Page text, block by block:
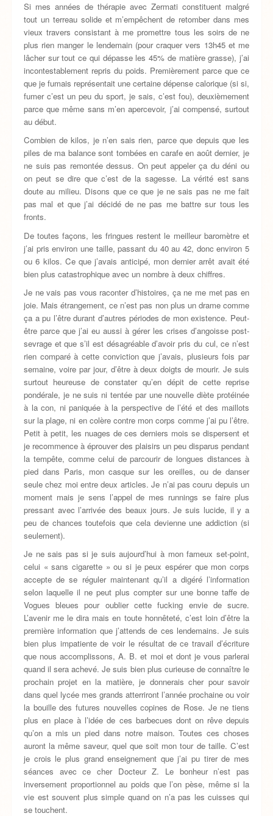
Si mes années de thérapie avec Zermati constituent malgré
tout un terreau solide et m’empêchent de retomber dans mes
vieux travers consistant à me promettre tous les soirs de ne
plus rien manger le lendemain (pour craquer vers 13h45 et me
lâcher sur tout ce qui dépasse les 45% de matière grasse), j’ai
incontestablement repris du poids. Premièrement parce que ce
que je fumais représentait une certaine dépense calorique (si si,
fumer c’est un peu du sport, je sais, c’est fou), deuxièmement
parce que même sans m’en apercevoir, j’ai compensé, surtout
au début.
Combien de kilos, je n’en sais rien, parce que depuis que les
piles de ma balance sont tombées en carafe en août dernier, je
ne suis pas remontée dessus. On peut appeler ça du déni ou
on peut se dire que c’est de la sagesse. La vérité est sans
doute au milieu. Disons que ce que je ne sais pas ne me fait
pas mal et que j’ai décidé de ne pas me battre sur tous les
fronts.
De toutes façons, les fringues restent le meilleur baromètre et
j’ai pris environ une taille, passant du 40 au 42, donc environ 5
ou 6 kilos. Ce que j’avais anticipé, mon dernier arrêt avait été
bien plus catastrophique avec un nombre à deux chiffres.
Je ne vais pas vous raconter d’histoires, ça ne me met pas en
joie. Mais étrangement, ce n’est pas non plus un drame comme
ça a pu l’être durant d’autres périodes de mon existence. Peut-
être parce que j’ai eu aussi à gérer les crises d’angoisse post-
sevrage et que s’il est désagréable d’avoir pris du cul, ce n’est
rien comparé à cette conviction que j’avais, plusieurs fois par
semaine, voire par jour, d’être à deux doigts de mourir. Je suis
surtout heureuse de constater qu’en dépit de cette reprise
pondérale, je ne suis ni tentée par une nouvelle diète protéinée
à la con, ni paniquée à la perspective de l’été et des maillots
sur la plage, ni en colère contre mon corps comme j’ai pu l’être.
Petit à petit, les nuages de ces derniers mois se dispersent et
je recommence à éprouver des plaisirs un peu disparus pendant
la tempête, comme celui de parcourir de longues distances à
pied dans Paris, mon casque sur les oreilles, ou de danser
seule chez moi entre deux articles. Je n’ai pas couru depuis un
moment mais je sens l’appel de mes runnings se faire plus
pressant avec l’arrivée des beaux jours. Je suis lucide, il y a
peu de chances toutefois que cela devienne une addiction (si
seulement).
Je ne sais pas si je suis aujourd’hui à mon fameux set-point,
celui « sans cigarette » ou si je peux espérer que mon corps
accepte de se réguler maintenant qu’il a digéré l’information
selon laquelle il ne peut plus compter sur une bonne taffe de
Vogues bleues pour oublier cette fucking envie de sucre.
L’avenir me le dira mais en toute honnêteté, c’est loin d’être la
première information que j’attends de ces lendemains. Je suis
bien plus impatiente de voir le résultat de ce travail d’écriture
que nous accomplissons, A. B. et moi et dont je vous parlerai
quand il sera achevé. Je suis bien plus curieuse de connaître le
prochain projet en la matière, je donnerais cher pour savoir
dans quel lycée mes grands atterriront l’année prochaine ou voir
la bouille des futures nouvelles copines de Rose. Je ne tiens
plus en place à l’idée de ces barbecues dont on rêve depuis
qu’on a mis un pied dans notre maison. Toutes ces choses
auront la même saveur, quel que soit mon tour de taille. C’est
je crois le plus grand enseignement que j’ai pu tirer de mes
séances avec ce cher Docteur Z. Le bonheur n’est pas
inversement proportionnel au poids que l’on pèse, même si la
vie est souvent plus simple quand on n’a pas les cuisses qui
se touchent.